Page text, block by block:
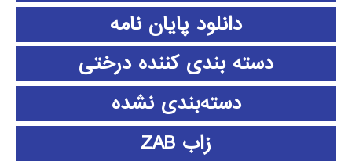
دانلود پايان نامه
دسته بندی کننده درختی
دسته‌بندی نشده
زاب ZAB